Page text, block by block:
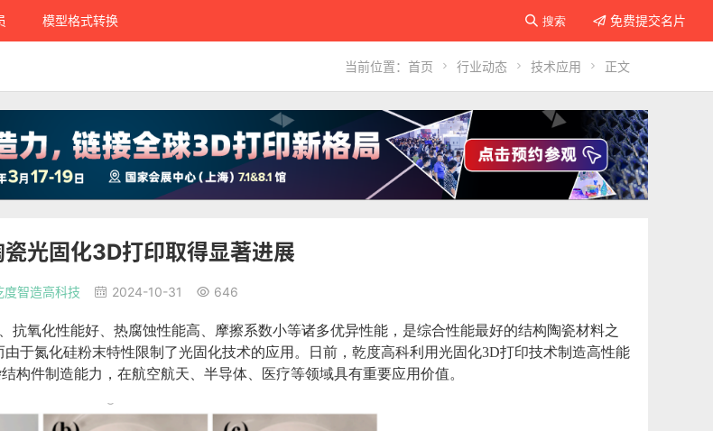
 免费提交名片
 搜索
模型格式转换
当前位置： 首页  行业动态  技术应用  正文
光固化3D打印取得显著进展
度智造高科技  2024-10-31  646
氧化性能好、热腐蚀性能高、摩擦系数小等诸多优异性能，是综合性能最好的结构陶瓷材料之
于氮化硅粉末特性限制了光固化技术的应用。日前，乾度高科利用光固化3D打印技术制造高性能
件制造能力，在航空航天、半导体、医疗等领域具有重要应用价值。